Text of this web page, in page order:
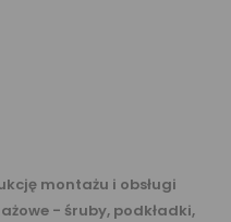
montażu i obsługi
- śruby, podkładki,